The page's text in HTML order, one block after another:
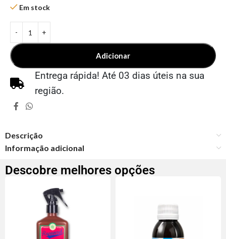
Em stock
Adicionar
Entrega rápida! Até 03 dias úteis na sua
região.
Descrição
Informação adicional
Descobre melhores opções